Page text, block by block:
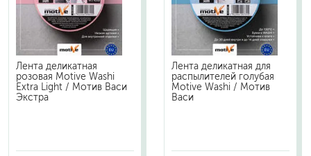
Лента деликатная
розовая Motive Washi
Extra Light / Мотив Васи
Экстра
Лента деликатная для
распылителей голубая
Motive Washi / Мотив
Васи